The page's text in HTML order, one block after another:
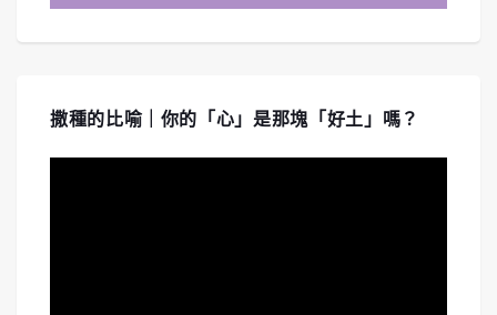
撒種的比喻｜你的「心」是那塊「好土」嗎？